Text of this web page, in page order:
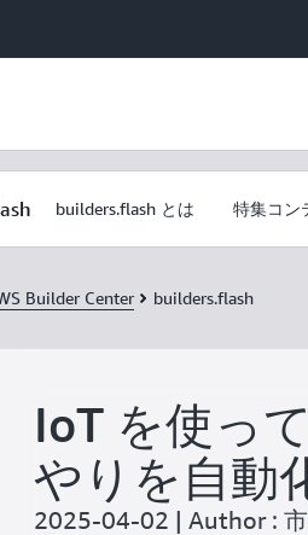
builders.flash とは 特集コン
Builder Center builders.flash
IoT を使っ
やりを自動
2025-04-02 | Author :